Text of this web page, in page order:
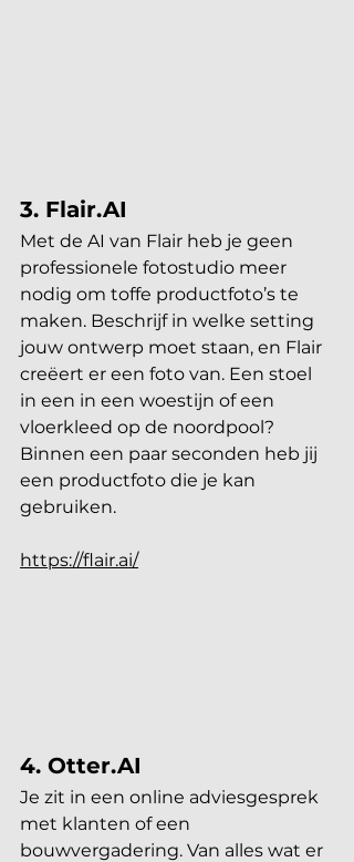
3. Flair.AI
Met de AI van Flair heb je geen
professionele fotostudio meer
nodig om toffe productfoto’s te
maken. Beschrijf in welke setting
jouw ontwerp moet staan, en Flair
creëert er een foto van. Een stoel
in een in een woestijn of een
vloerkleed op de noordpool?
Binnen een paar seconden heb jij
een productfoto die je kan
gebruiken.
https://flair.ai/
4. Otter.AI
Je zit in een online adviesgesprek
met klanten of een
bouwvergadering. Van alles wat er